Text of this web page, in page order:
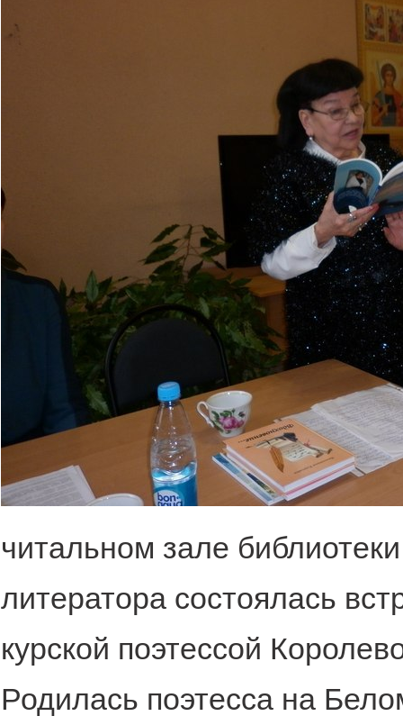
читальном зале
литератора состоялась
курской поэтессой
Родилась поэтесса на